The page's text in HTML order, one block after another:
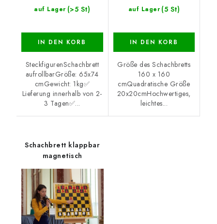
auf Lager (>5 St)
IN DEN KORB
SteckfigurenSchachbrett
aufrollbarGröße: 65x74
cmGewicht: 1kg✅
Lieferung innerhalb von 2-
3 Tagen✅...
auf Lager (5 St)
IN DEN KORB
Größe des Schachbretts
160 x 160
cmQuadratische Größe
20x20cmHochwertiges,
leichtes...
Schachbrett klappbar
magnetisch